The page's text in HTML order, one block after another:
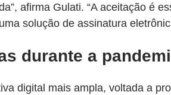
afirma Gulati. “A aceitação é
solução de assinatura
durante a
digital mais ampla, voltada a